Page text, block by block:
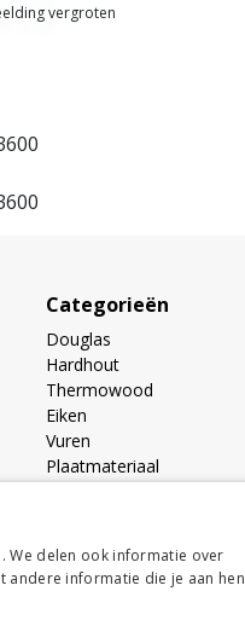
vergroten
Categorieën
Douglas
Hardhout
Thermowood
Eiken
Vuren
Plaatmateriaal
We delen ook informatie over
andere informatie die je aan hen